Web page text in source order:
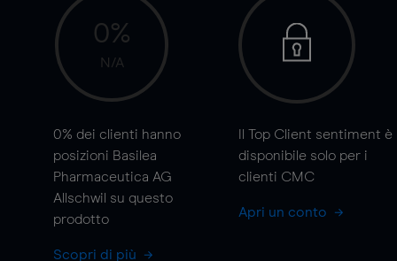
0%
N/A
0% dei clienti hanno
posizioni Basilea
Pharmaceutica AG
Allschwil su questo
prodotto
Scopri di più
Il Top Client sentiment è
disponibile solo per i
clienti CMC
Apri un conto